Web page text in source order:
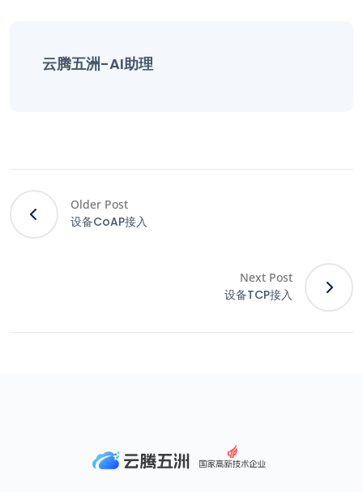
云腾五洲-AI助理
Older Post
设备CoAP接入
Next Post
设备TCP接入